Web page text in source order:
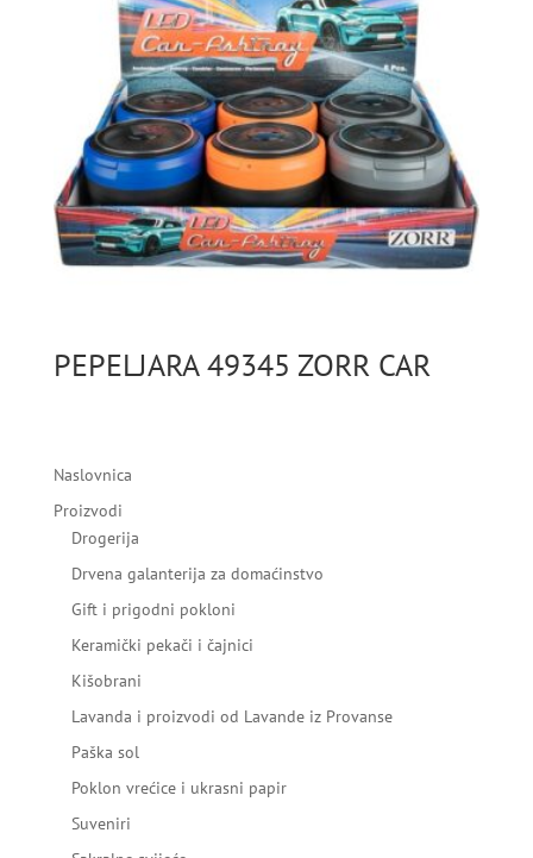
PEPELJARA 49345 ZORR CAR
Naslovnica
Proizvodi
Drogerija
Drvena galanterija za domaćinstvo
Gift i prigodni pokloni
Keramički pekači i čajnici
Kišobrani
Lavanda i proizvodi od Lavande iz Provanse
Paška sol
Poklon vrećice i ukrasni papir
Suveniri